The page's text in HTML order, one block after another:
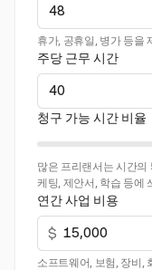
휴가, 공휴일, 병가 등을
주당 근무 시간
청구 가능 시간 비율
많은 프리랜서는 시간
케팅, 제안서, 학습 등에
연간 사업 비용
$
소프트웨어, 보험, 장비,